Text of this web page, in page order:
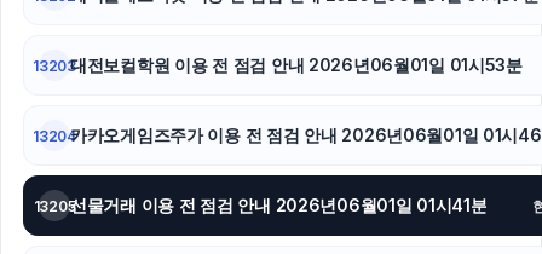
13203대전보컬학원 이용 전 점검 안내 2026년06월01일 01시53분
13204카카오게임즈주가 이용 전 점검 안내 2026년06월01일 01시
13205선물거래 이용 전 점검 안내 2026년06월01일 01시41분